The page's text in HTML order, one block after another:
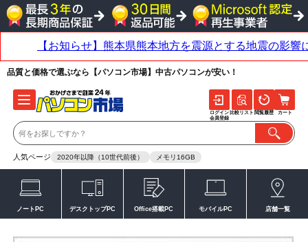
品質と価格で選ぶなら【パソコン市場】中古パソコンが安い！
人気ページ 2020年以降（10世代前後） メモリ16GB
ログイン
会員登録
比較リスト 閲覧履歴 カート
ノートPC デスクトップPC Office搭載PC モバイルPC 店舗一覧